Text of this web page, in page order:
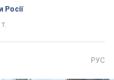
Росії
РУС